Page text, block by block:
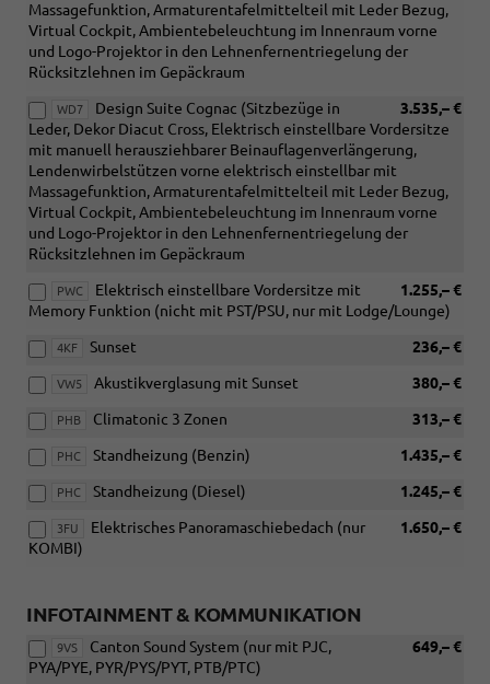
Massagefunktion, Armaturentafelmittelteil mit Leder Bezug,
Virtual Cockpit, Ambientebeleuchtung im Innenraum vorne
und Logo-Projektor in den Lehnenfernentriegelung der
Rücksitzlehnen im Gepäckraum
WD7 3.535,– €
Design Suite Cognac (Sitzbezüge in
Leder, Dekor Diacut Cross, Elektrisch einstellbare Vordersitze
mit manuell herausziehbarer Beinauflagenverlängerung,
Lendenwirbelstützen vorne elektrisch einstellbar mit
Massagefunktion, Armaturentafelmittelteil mit Leder Bezug,
Virtual Cockpit, Ambientebeleuchtung im Innenraum vorne
und Logo-Projektor in den Lehnenfernentriegelung der
Rücksitzlehnen im Gepäckraum
PWC 1.255,– €
Elektrisch einstellbare Vordersitze mit
Memory Funktion (nicht mit PST/PSU, nur mit Lodge/Lounge)
4KF 236,– €
Sunset
VW5 380,– €
Akustikverglasung mit Sunset
PHB 313,– €
Climatonic 3 Zonen
PHC 1.435,– €
Standheizung (Benzin)
PHC 1.245,– €
Standheizung (Diesel)
3FU 1.650,– €
Elektrisches Panoramaschiebedach (nur
KOMBI)
INFOTAINMENT & KOMMUNIKATION
9VS 649,– €
Canton Sound System (nur mit PJC,
PYA/PYE, PYR/PYS/PYT, PTB/PTC)